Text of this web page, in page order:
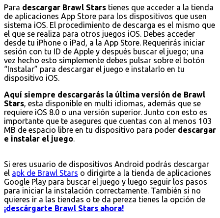
Para descargar Brawl Stars tienes que acceder a la tienda
de aplicaciones App Store para los dispositivos que usen
sistema iOS. El procedimiento de descarga es el mismo que
el que se realiza para otros juegos iOS. Debes acceder
desde tu iPhone o iPad, a la App Store. Requerirás iniciar
sesión con tu ID de Apple y después buscar el juego; una
vez hecho esto simplemente debes pulsar sobre el botón
“Instalar” para descargar el juego e instalarlo en tu
dispositivo iOS.
Aquí siempre descargarás la última versión de Brawl
Stars, esta disponible en multi idiomas, además que se
requiere iOS 8.0 o una versión superior. Junto con esto es
importante que te asegures que cuentas con al menos 103
MB de espacio libre en tu dispositivo para poder descargar
e instalar el juego.
Si eres usuario de dispositivos Android podrás descargar
el apk de Brawl Stars o dirigirte a la tienda de aplicaciones
Google Play para buscar el juego y luego seguir los pasos
para iniciar la instalación correctamente. También si no
quieres ir a las tiendas o te da pereza tienes la opción de
¡descárgarte Brawl Stars ahora!